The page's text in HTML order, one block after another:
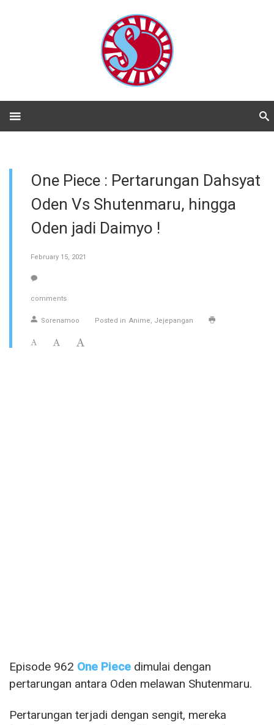
One Piece : Pertarungan Dahsyat
Oden Vs Shutenmaru, hingga
Oden jadi Daimyo !
February 15, 2021
comments
Sorenamoo Posted in Anime Jejepangan
Episode 962 One Piece dimulai dengan
pertarungan antara Oden melawan Shutenmaru.
Pertarungan terjadi dengan sengit, mereka